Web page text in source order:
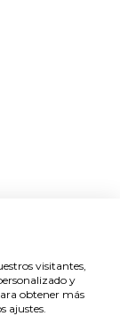
visitantes,
y
obtener más
ajustes.